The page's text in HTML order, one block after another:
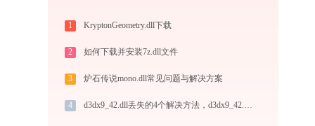
1 KryptonGeometry.dll下载
2 如何下载并安装7z.dll文件
3 炉石传说mono.dll常见问题与解决方案
4 d3dx9_42.dll丢失的4个解决方法，d3dx9_42.dll丢失的常见原因